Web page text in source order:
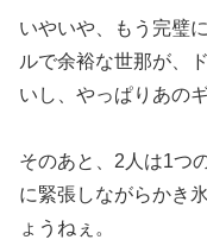
いやいや、もう完璧
ルで余裕な世那が、
いし、やっぱりあの
そのあと、2人は1つ
に緊張しながらかき
ょうねぇ。